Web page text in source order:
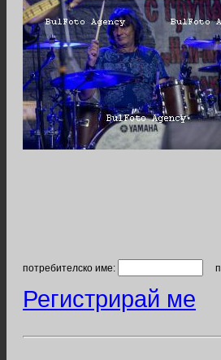
потребителско име:
Регистрирай ме